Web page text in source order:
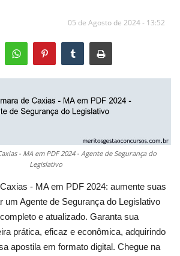
05 de Agosto de 2024 - 13:52
- MA em PDF 2024 - Agente de Segurança do
Legislativo
- MA em PDF 2024: aumente suas
um Agente de Segurança do Legislativo
e atualizado. Garanta sua
prática, eficaz e econômica, adquirindo
apostila em formato digital. Chegue na